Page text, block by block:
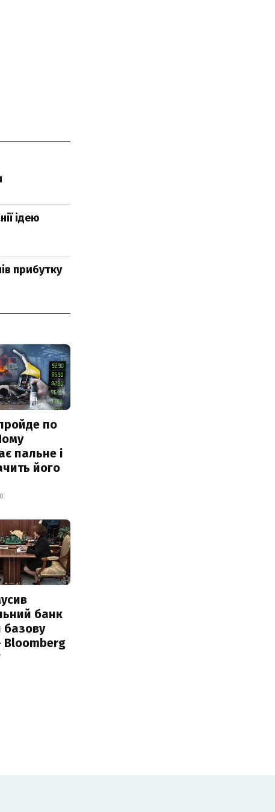
ідею
прибутку
по
пальне і
його
банк
базову
Bloomberg